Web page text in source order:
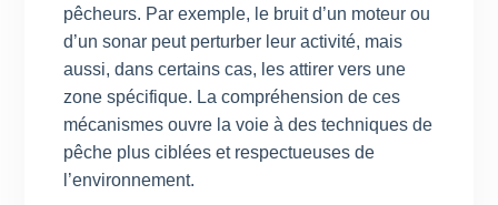
pêcheurs. Par exemple, le bruit d’un moteur ou
d’un sonar peut perturber leur activité, mais
aussi, dans certains cas, les attirer vers une
zone spécifique. La compréhension de ces
mécanismes ouvre la voie à des techniques de
pêche plus ciblées et respectueuses de
l’environnement.